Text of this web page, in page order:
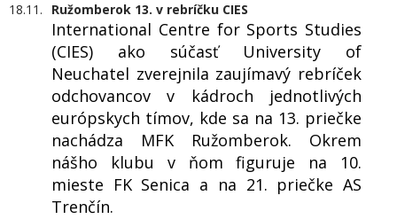
18.11. Ružomberok 13. v rebríčku CIES
International Centre for Sports Studies
(CIES) ako súčasť University of
Neuchatel zverejnila zaujímavý rebríček
odchovancov v kádroch jednotlivých
európskych tímov, kde sa na 13. priečke
nachádza MFK Ružomberok. Okrem
nášho klubu v ňom figuruje na 10.
mieste FK Senica a na 21. priečke AS
Trenčín.